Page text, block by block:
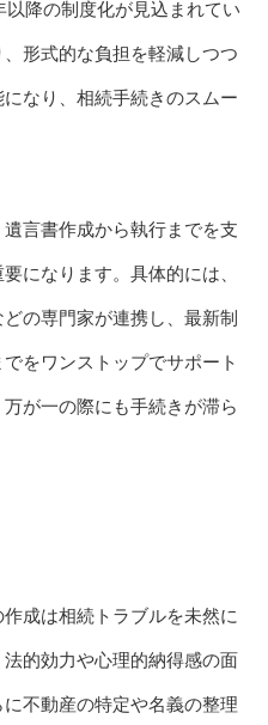
降の制度化が見込まれてい
形式的な負担を軽減しつつ
なり、相続手続きのスムー
言書作成から執行までを支
になります。具体的には、
の専門家が連携し、最新制
をワンストップでサポート
が一の際にも手続きが滞ら
成は相続トラブルを未然に
的効力や心理的納得感の面
不動産の特定や名義の整理